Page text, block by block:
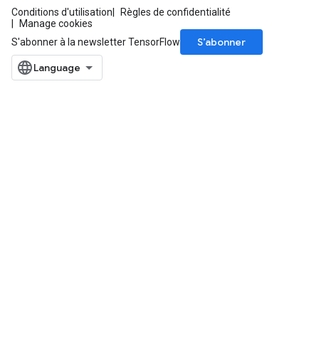
Conditions d'utilisation
Règles de confidentialité
Manage cookies
S'abonner à la newsletter TensorFlow
S’abonner